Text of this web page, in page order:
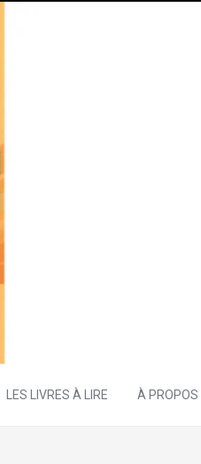
LES LIVRES À LIRE À PROPOS